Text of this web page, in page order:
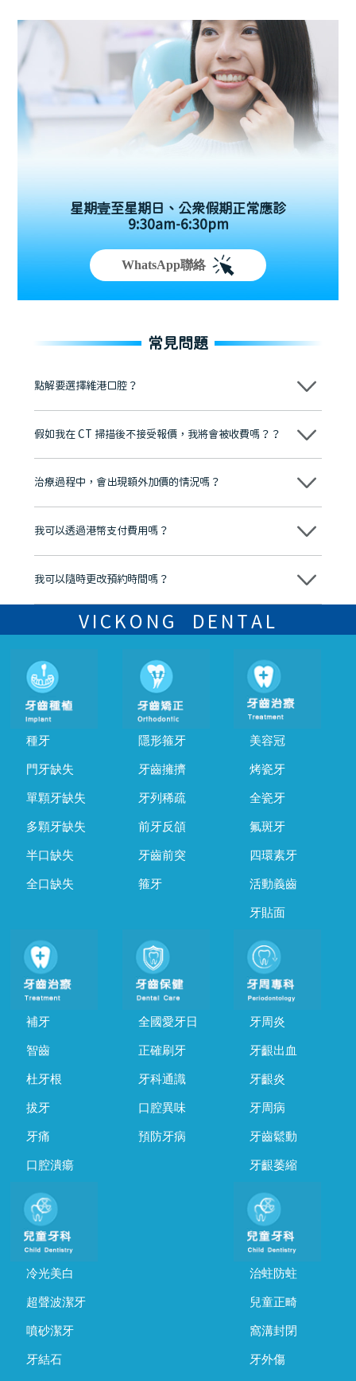
星期壹至星期日、公眾假期正常應診
9:30am-6:30pm
WhatsApp聯絡
常見問題
點解要選擇維港口腔？
維港口腔踐行「醫道濟世」的大學校訓，各分院匯聚來自香港、內地的
牌」、「2025香港企業領袖品牌」，是諾貝爾種植系統全球放心植牙中
至今已服務超過三十個國家和地區的顧客，受到粵港澳大灣區及周邊城
市市民極高的口碑評價及信任推薦 珠海、深圳設有八大分院，香港亦設
有咨詢及服務保障中心，有任何問題都可以隨時預約免費咨詢，讓人十
假如我在 CT 掃描後不接受報價，我將會被收費嗎？？
不會！只要未開始實際服務之前，你不會被收取任何費用。
治療過程中，會出現額外加價的情況嗎？
不會，治療前我們會詳細說明治療方案及對應的價錢，顧客同意並簽字
我可以透過港幣支付費用嗎？
可以。維港口腔會按照當日匯率轉算收取費用，而匯率會及時告知客人
我可以隨時更改預約時間嗎？
可以，請盡早通過wechat或whatsapp聯絡我們，告知我們你原本預約
的時間及資料，並且重新預約的日期及時段
VICKONG DENTAL
種牙
門牙缺失
單顆牙缺失
多顆牙缺失
半口缺失
全口缺失
隱形箍牙
牙齒擁擠
牙列稀疏
前牙反頜
牙齒前突
箍牙
美容冠
烤瓷牙
全瓷牙
氟斑牙
四環素牙
活動義齒
牙貼面
補牙
智齒
杜牙根
拔牙
牙痛
口腔潰瘍
全國愛牙日
正確刷牙
牙科通識
口腔異味
預防牙病
牙周炎
牙齦出血
牙齦炎
牙周病
牙齒鬆動
牙齦萎縮
冷光美白
超聲波潔牙
噴砂潔牙
牙結石
治蛀防蛀
兒童正畸
窩溝封閉
牙外傷